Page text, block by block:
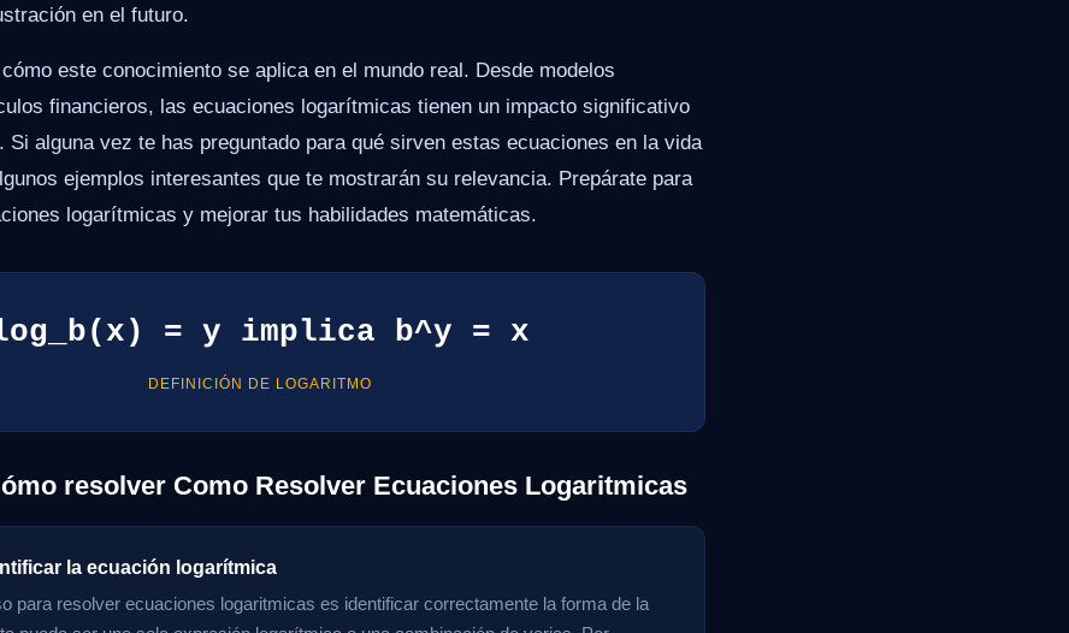
en el futuro.
este conocimiento se aplica en el mundo real. Desde modelos
financieros, las ecuaciones logarítmicas tienen un impacto significativo
alguna vez te has preguntado para qué sirven estas ecuaciones en la vida
ejemplos interesantes que te mostrarán su relevancia. Prepárate para
logarítmicas y mejorar tus habilidades matemáticas.
= y implica b^y = x
DEFINICIÓN DE LOGARITMO
resolver Como Resolver Ecuaciones Logaritmicas
la ecuación logarítmica
para resolver ecuaciones logaritmicas es identificar correctamente la forma de la